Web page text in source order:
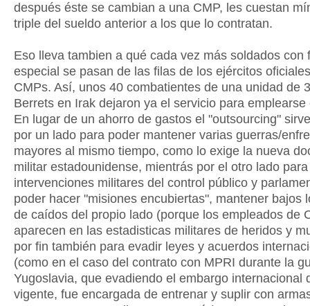
después éste se cambian a una CMP, les cuestan
triple del sueldo anterior a los que lo contratan.
Eso lleva tambien a qué cada vez más soldados con
especial se pasan de las filas de los ejércitos
CMPs. Así, unos 40 combatientes de una unidad de
Berrets en Irak dejaron ya el servicio para emplearse
En lugar de un ahorro de gastos el "outsourcing"
por un lado para poder mantener varias guerras/
mayores al mismo tiempo, como lo exige la nueva
militar estadounidense, mientrás por el otro lado
intervenciones militares del control público y
poder hacer "misiones encubiertas", mantener bajos
de caídos del propio lado (porque los empleados de
aparecen en las estadisticas militares de heridos y
por fin también para evadir leyes y acuerdos
(como en el caso del contrato con MPRI durante la
Yugoslavia, que evadiendo el embargo internacional
vigente, fue encargada de entrenar y suplir con